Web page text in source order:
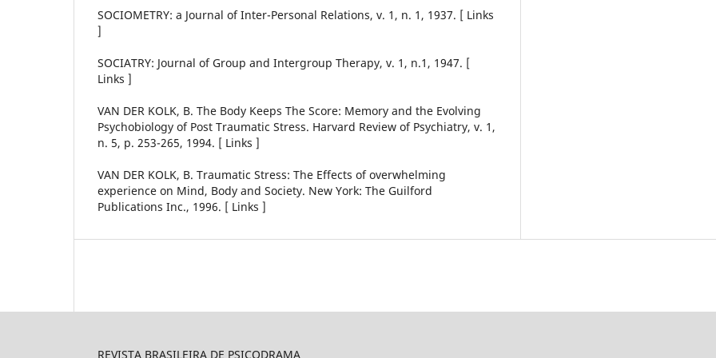
SOCIOMETRY: a Journal of Inter-Personal Relations, v. 1, n. 1, 1937. [ Links
]
SOCIATRY: Journal of Group and Intergroup Therapy, v. 1, n.1, 1947. [
Links ]
VAN DER KOLK, B. The Body Keeps The Score: Memory and the Evolving
Psychobiology of Post Traumatic Stress. Harvard Review of Psychiatry, v. 1,
n. 5, p. 253-265, 1994. [ Links ]
VAN DER KOLK, B. Traumatic Stress: The Effects of overwhelming
experience on Mind, Body and Society. New York: The Guilford
Publications Inc., 1996. [ Links ]
REVISTA BRASILEIRA DE PSICODRAMA